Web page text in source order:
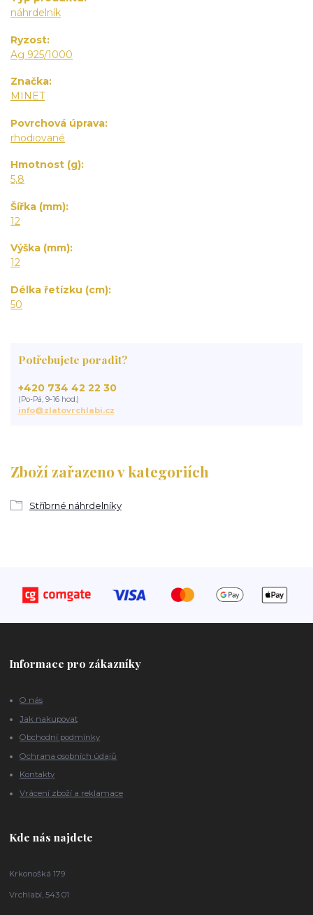
náhrdelník
Ryzost
Ag 925/1000
Značka
MINET
Povrchová úprava
rhodiované
Hmotnost (g)
5,8
Šířka (mm)
12
Výška (mm)
12
Délka řetízku (cm)
50
Zboží zařazeno v kategoriích
Stříbrné náhrdelníky
Potřebujete poradit?
+420 734 42 22 30
(Po-Pá, 9-16 hod.)
info@zlatovrchlabi.cz
Informace pro zákazníky
O nás
Jak nakupovat
Obchodní podmínky
Ochrana osobních údajů
Kontakty
Vrácení zboží a reklamace
Kde nás najdete
Krkonošká 179
Vrchlabí, 543 01